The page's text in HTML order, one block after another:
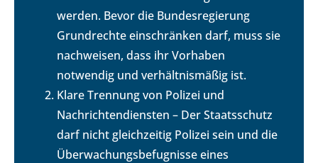
werden. Bevor die Bundesregierung
Grundrechte einschränken darf, muss sie
nachweisen, dass ihr Vorhaben
notwendig und verhältnismäßig ist.
Klare Trennung von Polizei und
Nachrichtendiensten – Der Staatsschutz
darf nicht gleichzeitig Polizei sein und die
Überwachungsbefugnisse eines